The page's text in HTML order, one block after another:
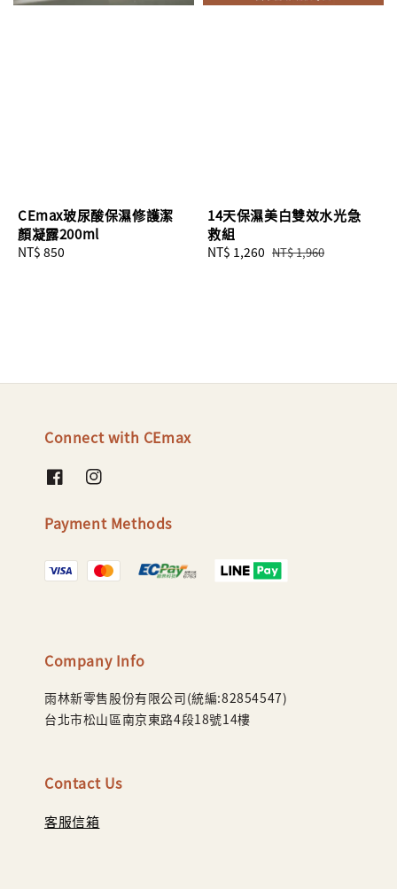
CEmax玻尿酸保濕修護潔
顏凝露200ml
Regular
NT$ 850
14天保濕美白雙效水光急
救組
Sale
NT$ 1,260 Regular
NT$ 1,960
Connect with CEmax
Payment Methods
Company Info
雨林新零售股份有限公司(統編:82854547)
台北市松山區南京東路4段18號14樓
Contact Us
客服信箱